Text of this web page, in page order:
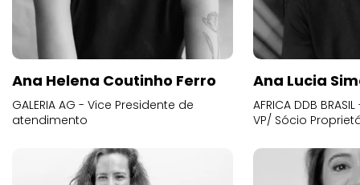
Ana Helena Coutinho Ferro
GALERIA AG - Vice Presidente de
atendimento
Ana Lucia
AFRICA DDB
VP/ Sócio